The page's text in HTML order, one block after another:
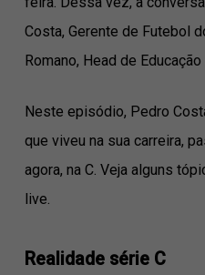
Costa, Gerente de Futebol
Romano, Head de
Neste episódio, Pedro
que viveu na sua carreira,
agora, na C. Veja alguns
live.
Realidade série C